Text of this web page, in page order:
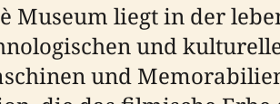
Museum liegt in der
und
und